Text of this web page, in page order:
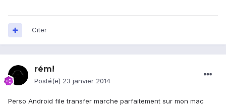
Citer
rém!
Posté(e) 23 janvier 2014
Perso Android file transfer marche parfaitement sur mon mac